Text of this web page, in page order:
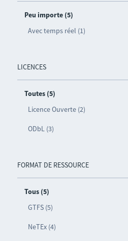
Peu importe (5)
Avec temps réel (1)
LICENCES
Toutes (5)
Licence Ouverte (2)
ODbL (3)
FORMAT DE RESSOURCE
Tous (5)
GTFS (5)
NeTEx (4)